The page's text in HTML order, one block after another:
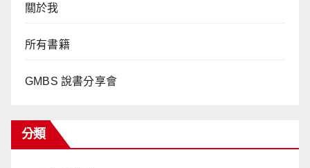
關於我
所有書籍
GMBS 說書分享會
分類